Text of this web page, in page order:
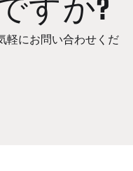
軽にお問い合わせくだ